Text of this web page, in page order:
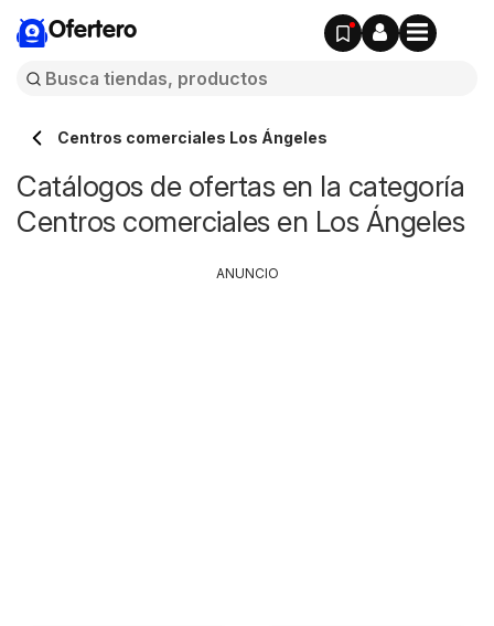
Ofertero
Centros comerciales Los Ángeles
Catálogos de ofertas en la categoría
Centros comerciales en Los Ángeles
ANUNCIO